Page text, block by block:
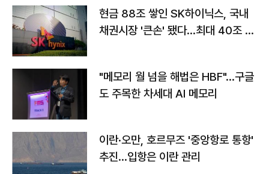
현금 88조 쌓인 SK하이닉스, 국내
채권시장 '큰손' 됐다…최대 40조 투
"메모리 월 넘을 해법은 HBF"…구글
도 주목한 차세대 AI 메모리
이란·오만, 호르무즈 '중앙항로 통항'
추진…입항은 이란 관리